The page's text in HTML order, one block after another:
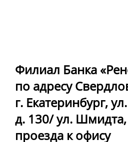
Филиал Банка
по адресу
г. Екатеринбург,
д. 130/ ул. Шмидта,
проезда к офису